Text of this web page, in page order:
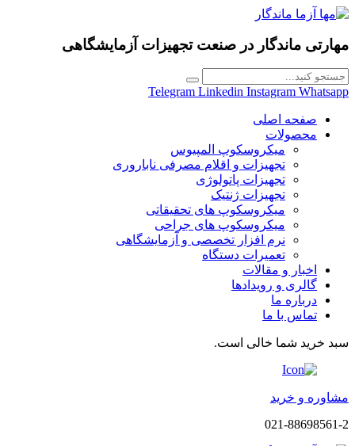
مهارتی ماندگار در صنعت تجهیزات آزمایشگاهی
Telegram Linkedin Instagram Whatsapp
صفحه اصلی
محصولات
میکروسکوپ المپیوس
تجهیزات و اقلام مصرفی ناباروری
تجهیزات پاتولوژی
تجهیزات ژنتیک
میکروسکوپ های تحقیقاتی
میکروسکوپ های جراحی
نرم افزار تخصصی و آزمایشگاهی
تعمیرات دستگاه
اخبار و مقالات
گالری و رویدادها
درباره ما
تماس با ما
سبد خرید شما خالی است.
مشاوره و خرید
021-88698561-2